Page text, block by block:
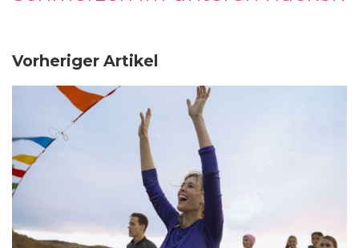
Vorheriger Artikel